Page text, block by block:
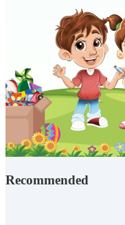
Recommended